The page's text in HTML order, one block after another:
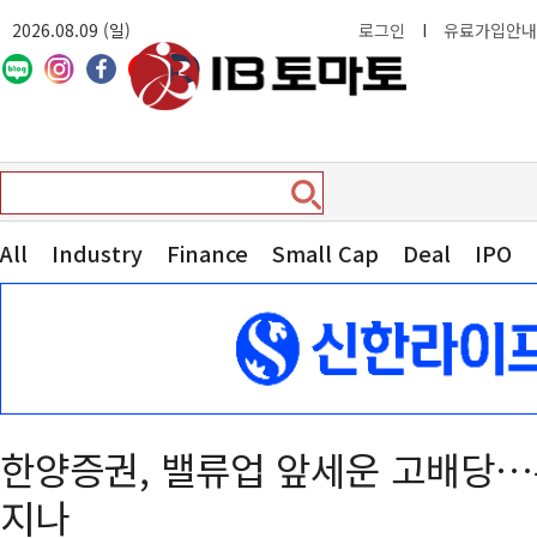
2026.08.09 (일) 로그인 I 유료가입안내
All Industry Finance Small Cap Deal IPO
한양증권, 밸류업 앞세운 고배당
지나